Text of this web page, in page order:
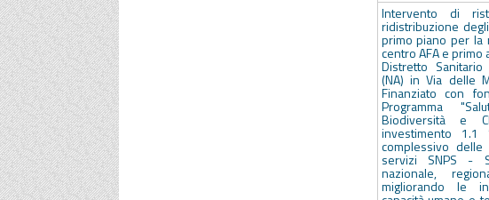
Intervento di
ridistribuzione
primo piano per la
centro AFA e primo
Distretto
(NA) in Via delle
Finanziato con
Programma
Biodiversità e
investimento 1.1
complessivo
servizi SNPS -
nazionale,
migliorando le